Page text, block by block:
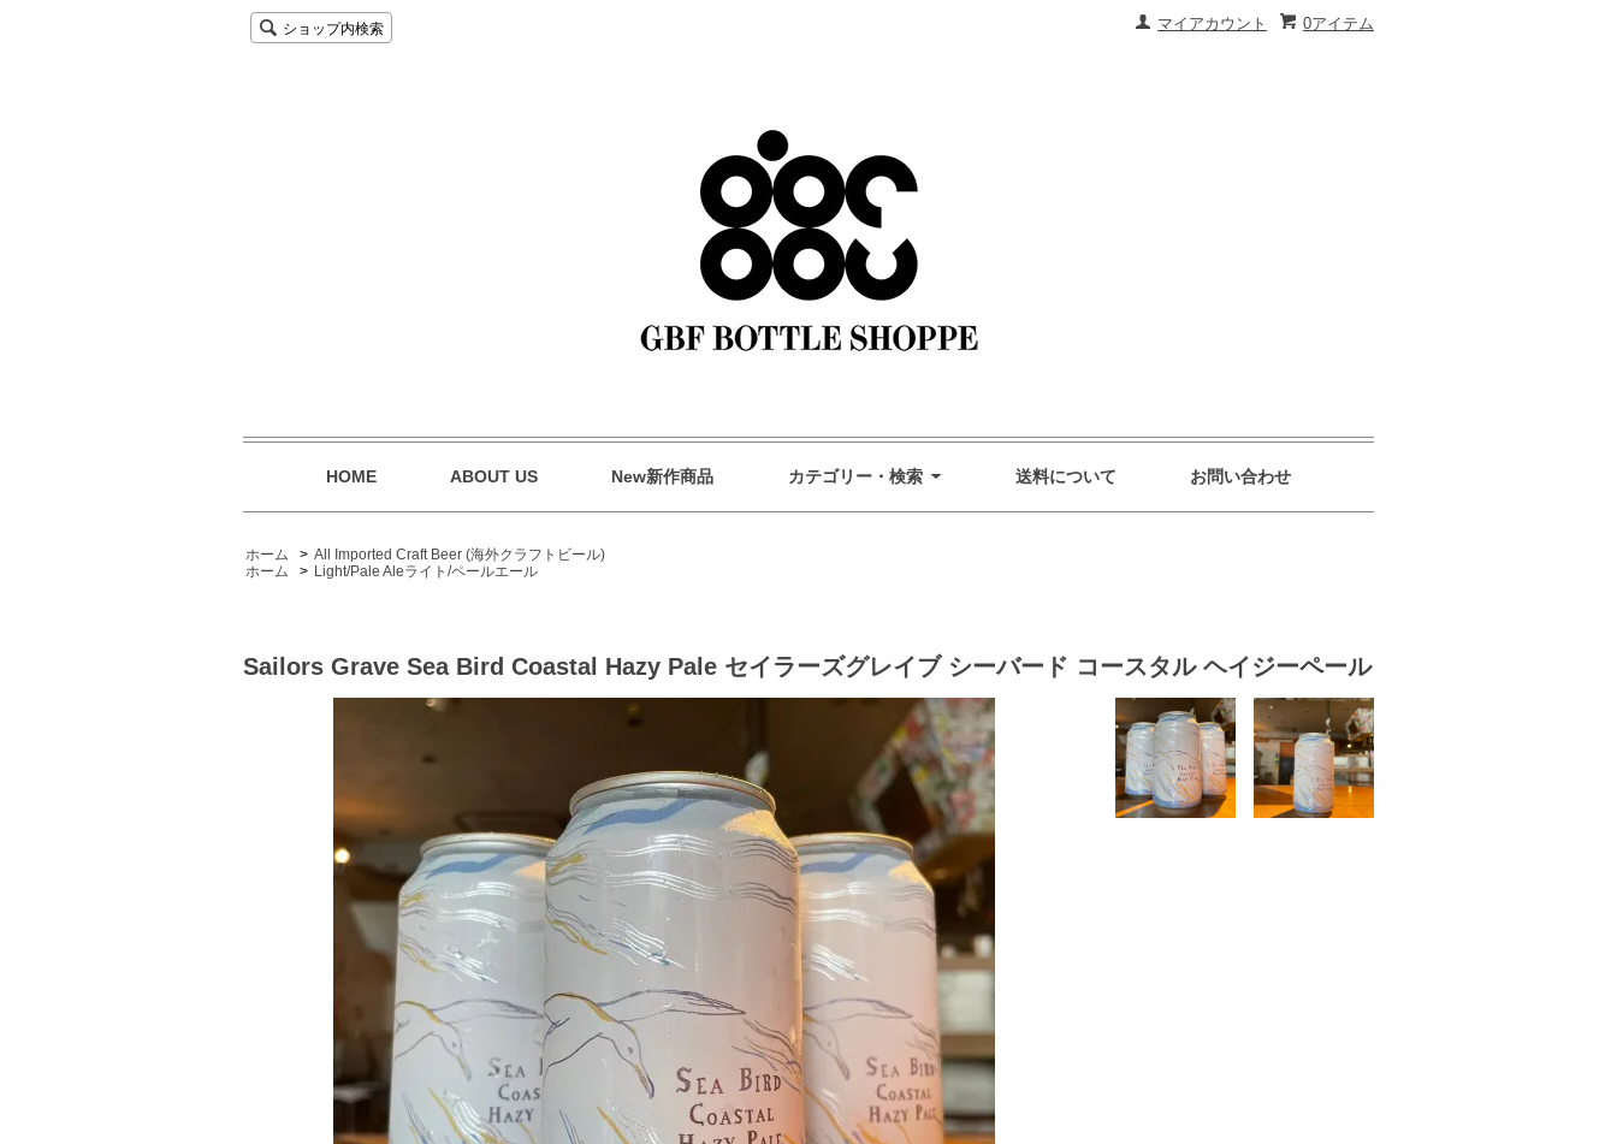
0アイテム
マイアカウント
ショップ内検索
HOME ABOUT US New新作商品 カテゴリー・検索 送料について お問い合わせ
ホーム > All Imported Craft Beer (海外クラフトビール)
ホーム
> Light/Pale Aleライト/ペールエール
Sailors Grave Sea Bird Coastal Hazy Pale セイラーズグレイブ シーバード コースタル ヘイジーペール